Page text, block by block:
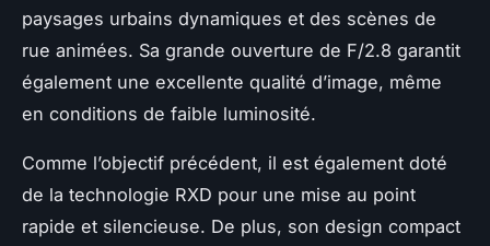
paysages urbains dynamiques et des scènes de
rue animées. Sa grande ouverture de F/2.8 garantit
également une excellente qualité d’image, même
en conditions de faible luminosité.
Comme l’objectif précédent, il est également doté
de la technologie RXD pour une mise au point
rapide et silencieuse. De plus, son design compact